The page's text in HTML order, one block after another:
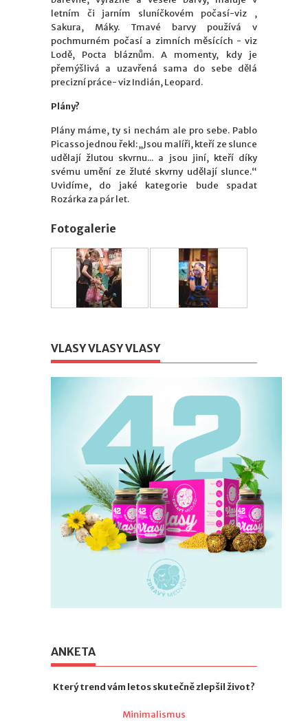
letním či jarním sluníčkovém počasí-viz ,
Sakura, Máky. Tmavé barvy používá v
pochmurném počasí a zimních měsících - viz
Lodě, Pocta bláznům. A momenty, kdy je
přemýšlivá a uzavřená sama do sebe dělá
precizní práce- viz Indián, Leopard.
Plány?
Plány máme, ty si nechám ale pro sebe. Pablo
Picasso jednou řekl: „Jsou malíři, kteří ze slunce
udělají žlutou skvrnu... a jsou jiní, kteří díky
svému umění ze žluté skvrny udělají slunce.“
Uvidíme, do jaké kategorie bude spadat
Rozárka za pár let.
Fotogalerie
VLASY VLASY VLASY
ANKETA
Který trend vám letos skutečně zlepšil život?
Minimalismus